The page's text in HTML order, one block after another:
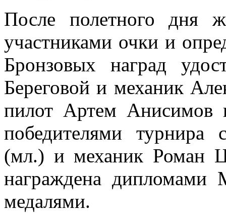
После полетного дня
участниками очки и
Бронзовых наград
Береговой и механик
пилот Артем Анисимов
победителями
(мл.) и механик Роман
награждена
медалями.